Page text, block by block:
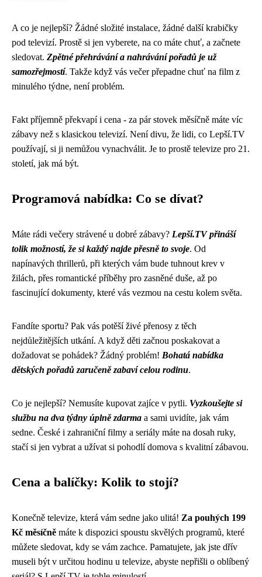
A co je nejlepší? Žádné složité instalace, žádné další krabičky
pod televizí. Prostě si jen vyberete, na co máte chuť, a začnete
sledovat. Zpětné přehrávání a nahrávání pořadů je už
samozřejmostí. Takže když vás večer přepadne chuť na film z
minulého týdne, není problém.
Fakt příjemně překvapí i cena - za pár stovek měsíčně máte víc
zábavy než s klasickou televizí. Není divu, že lidi, co Lepší.TV
používají, si ji nemůžou vynachválit. Je to prostě televize pro 21.
století, jak má být.
Programová nabídka: Co se dívat?
Máte rádi večery strávené u dobré zábavy? Lepší.TV přináší
tolik možností, že si každý najde přesně to svoje. Od
napínavých thrillerů, při kterých vám bude tuhnout krev v
žilách, přes romantické příběhy pro zasněné duše, až po
fascinující dokumenty, které vás vezmou na cestu kolem světa.
Fandíte sportu? Pak vás potěší živé přenosy z těch
nejdůležitějších utkání. A když děti začnou poskakovat a
dožadovat se pohádek? Žádný problém! Bohatá nabídka
dětských pořadů zaručeně zabaví celou rodinu.
Co je nejlepší? Nemusíte kupovat zajíce v pytli. Vyzkoušejte si
službu na dva týdny úplně zdarma a sami uvidíte, jak vám
sedne. České i zahraniční filmy a seriály máte na dosah ruky,
stačí si jen vybrat a užívat si pohodlí domova s kvalitní zábavou.
Cena a balíčky: Kolik to stojí?
Konečně televize, která vám sedne jako ulitá! Za pouhých 199
Kč měsíčně máte k dispozici spoustu skvělých programů, které
můžete sledovat, kdy se vám zachce. Pamatujete, jak jste dřív
museli být v určitou hodinu u televize, abyste nepřišli o oblíbený